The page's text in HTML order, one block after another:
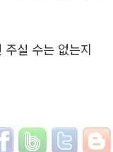
실 수는 없는지